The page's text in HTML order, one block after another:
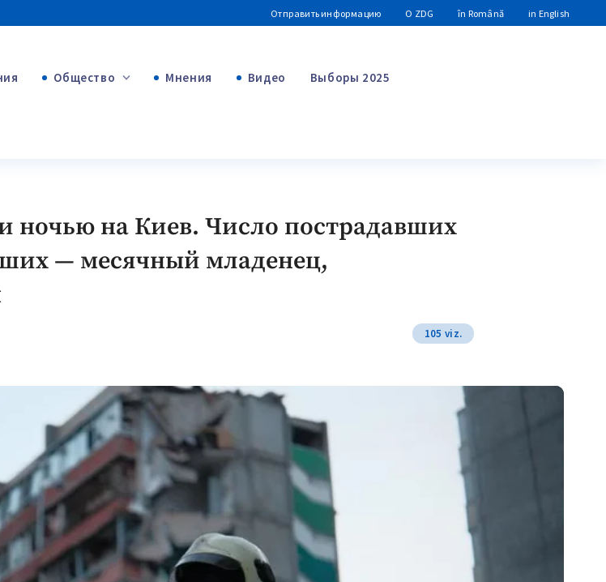
Отправить информацию О ZDG în Română in English
Общество Мнения Видео Выборы 2025
ночью на Киев. Число пострадавших
— месячный младенец,
105 viz.